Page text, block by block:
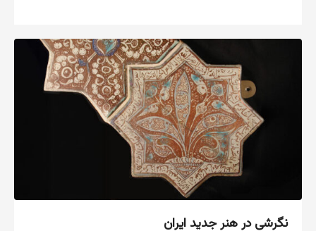
نگرشی در هنر جدید ایران